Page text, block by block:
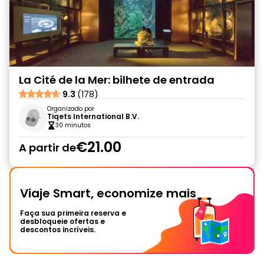
La Cité de la Mer: bilhete de entrada
9.3 (178)
Organizado por
Tiqets International B.V.
30 minutos
A partir de€21.00
Viaje Smart, economize mais
Faça sua primeira reserva e
desbloqueie ofertas e
descontos incríveis.